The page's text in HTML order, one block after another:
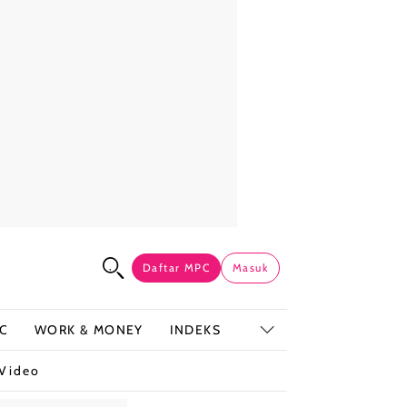
Daftar MPC Masuk
WORK & MONEY INDEKS